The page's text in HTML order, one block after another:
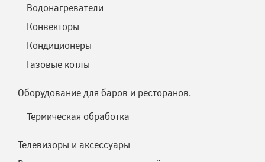
Водонагреватели
Конвекторы
Кондиционеры
Газовые котлы
Оборудование для баров и ресторанов.
Термическая обработка
Телевизоры и аксессуары